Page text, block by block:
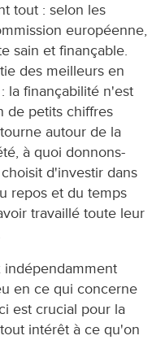
tout : selon les
européenne,
sain et finançable.
des meilleurs en
la finançabilité n'est
de petits chiffres
autour de la
à quoi donnons-
d'investir dans
repos et du temps
travaillé toute leur
en ce qui concerne
est crucial pour la
intérêt à ce qu'on